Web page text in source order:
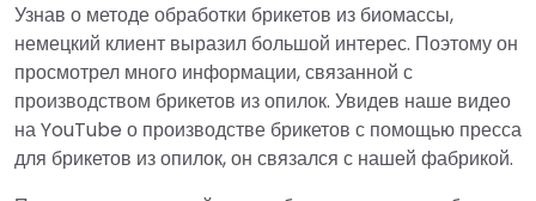
Узнав о методе обработки брикетов из биомассы,
немецкий клиент выразил большой интерес. Поэтому он
просмотрел много информации, связанной с
производством брикетов из опилок. Увидев наше видео
на YouTube о производстве брикетов с помощью пресса
для брикетов из опилок, он связался с нашей фабрикой.